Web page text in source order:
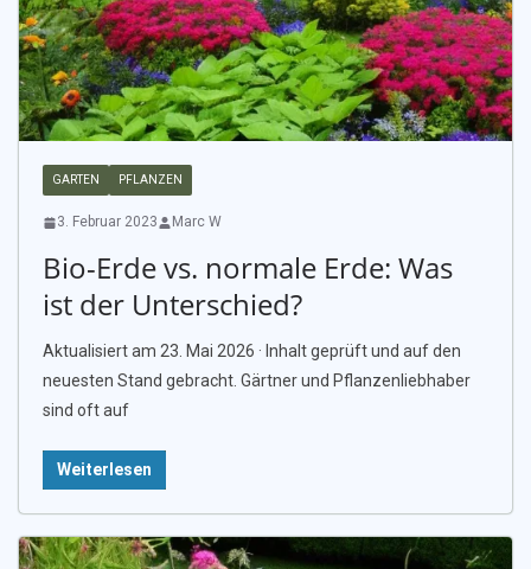
GARTEN PFLANZEN
3. Februar 2023 Marc W
Bio-Erde vs. normale Erde: Was
ist der Unterschied?
Aktualisiert am 23. Mai 2026 · Inhalt geprüft und auf den
neuesten Stand gebracht. Gärtner und Pflanzenliebhaber
sind oft auf
Weiterlesen